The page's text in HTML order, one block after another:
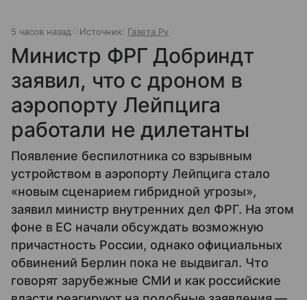
5 часов назад Источник: Газета.Ру
Министр ФРГ Добриндт
заявил, что с дроном в
аэропорту Лейпцига
работали не дилетанты
Появление беспилотника со взрывным
устройством в аэропорту Лейпцига стало
«новым сценарием гибридной угрозы»,
заявил министр внутренних дел ФРГ. На этом
фоне в ЕС начали обсуждать возможную
причастность России, однако официальных
обвинений Берлин пока не выдвигал. Что
говорят зарубежные СМИ и как российские